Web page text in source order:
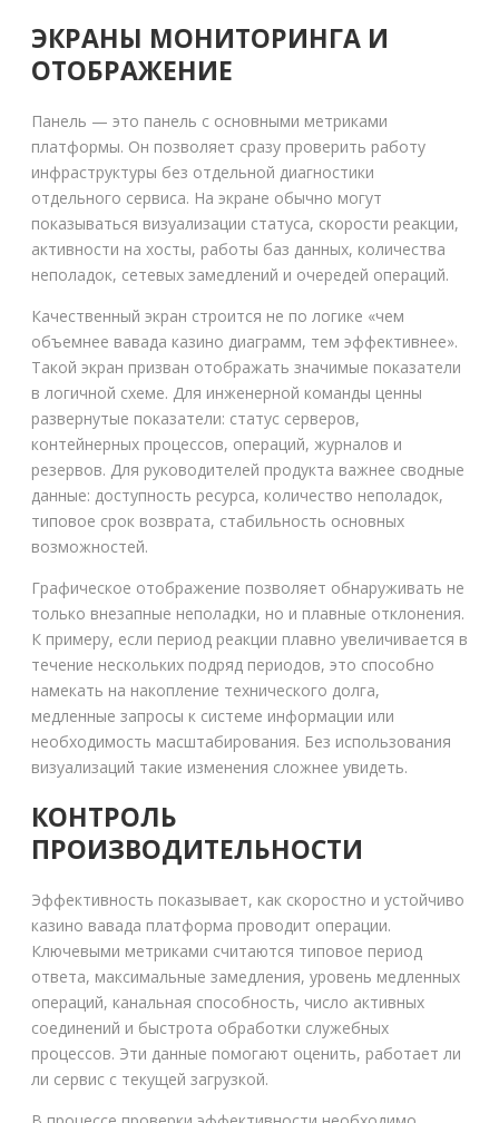
ЭКРАНЫ МОНИТОРИНГА И
ОТОБРАЖЕНИЕ
Панель — это панель с основными метриками
платформы. Он позволяет сразу проверить работу
инфраструктуры без отдельной диагностики
отдельного сервиса. На экране обычно могут
показываться визуализации статуса, скорости реакции,
активности на хосты, работы баз данных, количества
неполадок, сетевых замедлений и очередей операций.
Качественный экран строится не по логике «чем
объемнее вавада казино диаграмм, тем эффективнее».
Такой экран призван отображать значимые показатели
в логичной схеме. Для инженерной команды ценны
развернутые показатели: статус серверов,
контейнерных процессов, операций, журналов и
резервов. Для руководителей продукта важнее сводные
данные: доступность ресурса, количество неполадок,
типовое срок возврата, стабильность основных
возможностей.
Графическое отображение позволяет обнаруживать не
только внезапные неполадки, но и плавные отклонения.
К примеру, если период реакции плавно увеличивается в
течение нескольких подряд периодов, это способно
намекать на накопление технического долга,
медленные запросы к системе информации или
необходимость масштабирования. Без использования
визуализаций такие изменения сложнее увидеть.
КОНТРОЛЬ
ПРОИЗВОДИТЕЛЬНОСТИ
Эффективность показывает, как скоростно и устойчиво
казино вавада платформа проводит операции.
Ключевыми метриками считаются типовое период
ответа, максимальные замедления, уровень медленных
операций, канальная способность, число активных
соединений и быстрота обработки служебных
процессов. Эти данные помогают оценить, работает ли
ли сервис с текущей загрузкой.